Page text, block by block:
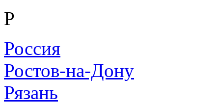
Р
Россия
Ростов-на-Дону
Рязань